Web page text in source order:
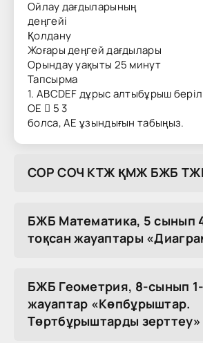
Ойлау дағдыларының
деңгейі
Қолдану
Жоғары деңгей дағдылары
Орындау уақыты 25 минут
Тапсырма
1. АBCDEF дұрыс алтыбұрыш
ОЕ  5 3
болса, АЕ ұзындығын табыңыз.
COP COЧ KTЖ ҚMЖ БЖБ
БЖБ Математика, 5 сынып
тоқсан жауаптары
БЖБ Геометрия, 8-сынып
жауаптар «Көпбұрыштар.
Төртбұрыштарды зерттеу»